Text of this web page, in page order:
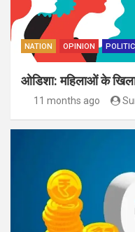
NATION OPINION
ओडिशा: महिलाओं के
11 months ago